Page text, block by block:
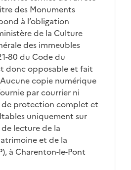
des Monuments
à l’obligation
de la Culture
des immeubles
80 du Code du
donc opposable et fait
copie numérique
par courrier ni
de protection complet et
uniquement sur
lecture de la
et de la
à Charenton-le-Pont